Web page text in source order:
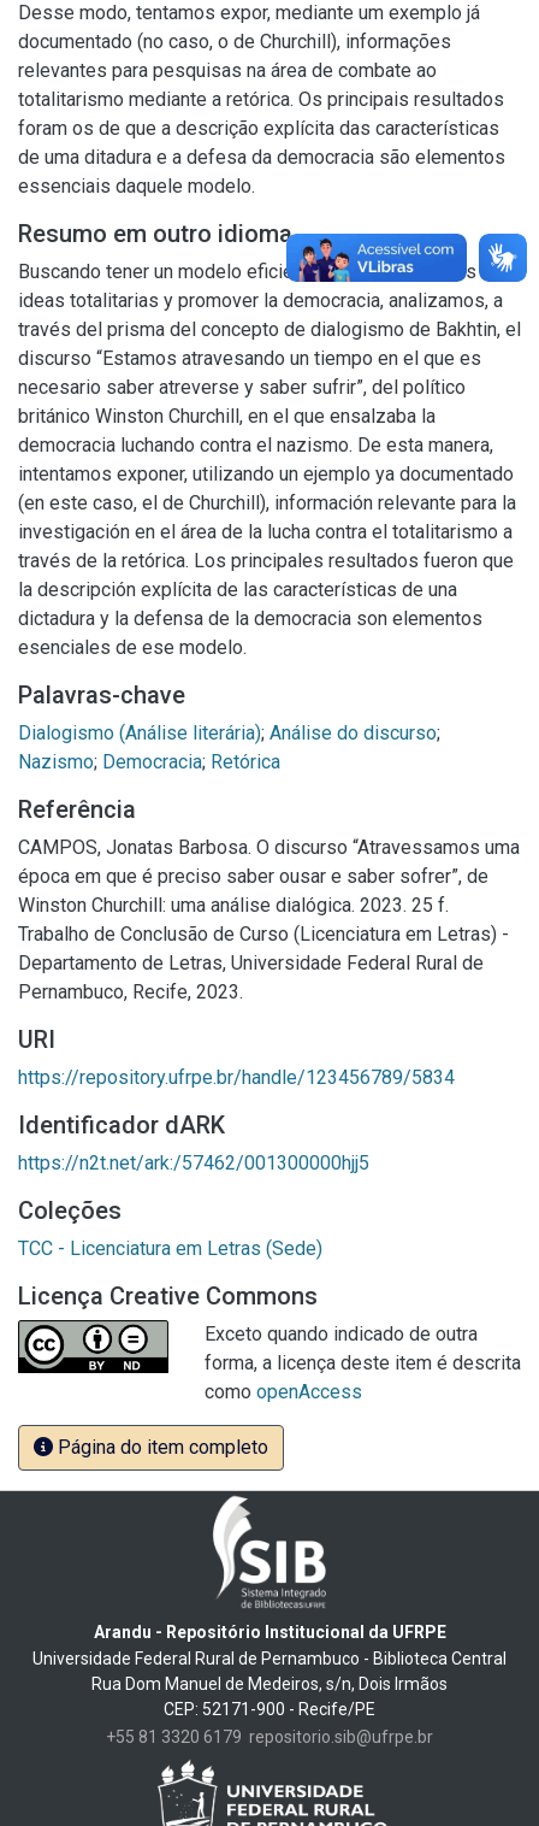
Desse modo, tentamos expor, mediante um exemplo já
documentado (no caso, o de Churchill), informações
relevantes para pesquisas na área de combate ao
totalitarismo mediante a retórica. Os principais resultados
foram os de que a descrição explícita das características
de uma ditadura e a defesa da democracia são elementos
essenciais daquele modelo.
Resumo em outro idioma
Buscando tener un modelo eficiente para denunciar las
ideas totalitarias y promover la democracia, analizamos, a
través del prisma del concepto de dialogismo de Bakhtin, el
discurso “Estamos atravesando un tiempo en el que es
necesario saber atreverse y saber sufrir”, del político
británico Winston Churchill, en el que ensalzaba la
democracia luchando contra el nazismo. De esta manera,
intentamos exponer, utilizando un ejemplo ya documentado
(en este caso, el de Churchill), información relevante para la
investigación en el área de la lucha contra el totalitarismo a
través de la retórica. Los principales resultados fueron que
la descripción explícita de las características de una
dictadura y la defensa de la democracia son elementos
esenciales de ese modelo.
Palavras-chave
Dialogismo (Análise literária); Análise do discurso;
Nazismo; Democracia; Retórica
Referência
CAMPOS, Jonatas Barbosa. O discurso “Atravessamos uma
época em que é preciso saber ousar e saber sofrer”, de
Winston Churchill: uma análise dialógica. 2023. 25 f.
Trabalho de Conclusão de Curso (Licenciatura em Letras) -
Departamento de Letras, Universidade Federal Rural de
Pernambuco, Recife, 2023.
URI
https://repository.ufrpe.br/handle/123456789/5834
Identificador dARK
https://n2t.net/ark:/57462/001300000hjj5
Coleções
TCC - Licenciatura em Letras (Sede)
Licença Creative Commons
Exceto quando indicado de outra
forma, a licença deste item é descrita
como openAccess
Página do item completo
Arandu - Repositório Institucional da UFRPE
Universidade Federal Rural de Pernambuco - Biblioteca Central
Rua Dom Manuel de Medeiros, s/n, Dois Irmãos
CEP: 52171-900 - Recife/PE
+55 81 3320 6179 repositorio.sib@ufrpe.br